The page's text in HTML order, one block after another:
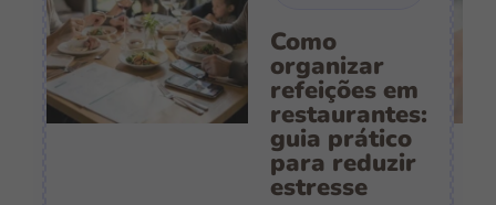
Como
organizar
refeições em
restaurantes:
guia prático
para reduzir
estresse